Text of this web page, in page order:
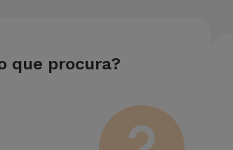
que procura?